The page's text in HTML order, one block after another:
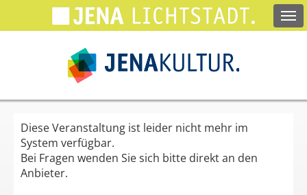
zum
Diese Veranstaltung ist leider nicht mehr im
System verfügbar.
Bei Fragen wenden Sie sich bitte direkt an den
Anbieter.